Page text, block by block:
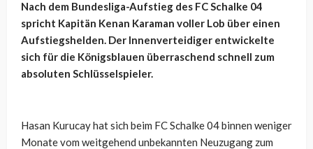
Nach dem Bundesliga-Aufstieg des FC Schalke 04
spricht Kapitän Kenan Karaman voller Lob über einen
Aufstiegshelden. Der Innenverteidiger entwickelte
sich für die Königsblauen überraschend schnell zum
absoluten Schlüsselspieler.
Hasan Kurucay hat sich beim FC Schalke 04 binnen weniger
Monate vom weitgehend unbekannten Neuzugang zum